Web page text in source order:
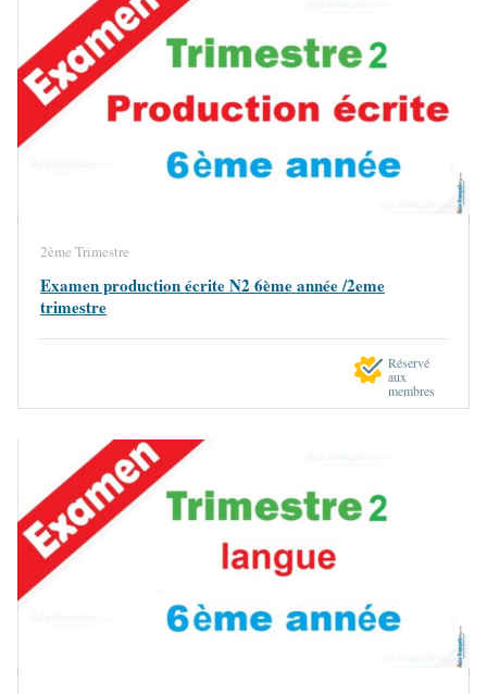
2ème Trimestre
Examen production écrite N2 6ème année /2eme
trimestre
Réservé
aux
membres